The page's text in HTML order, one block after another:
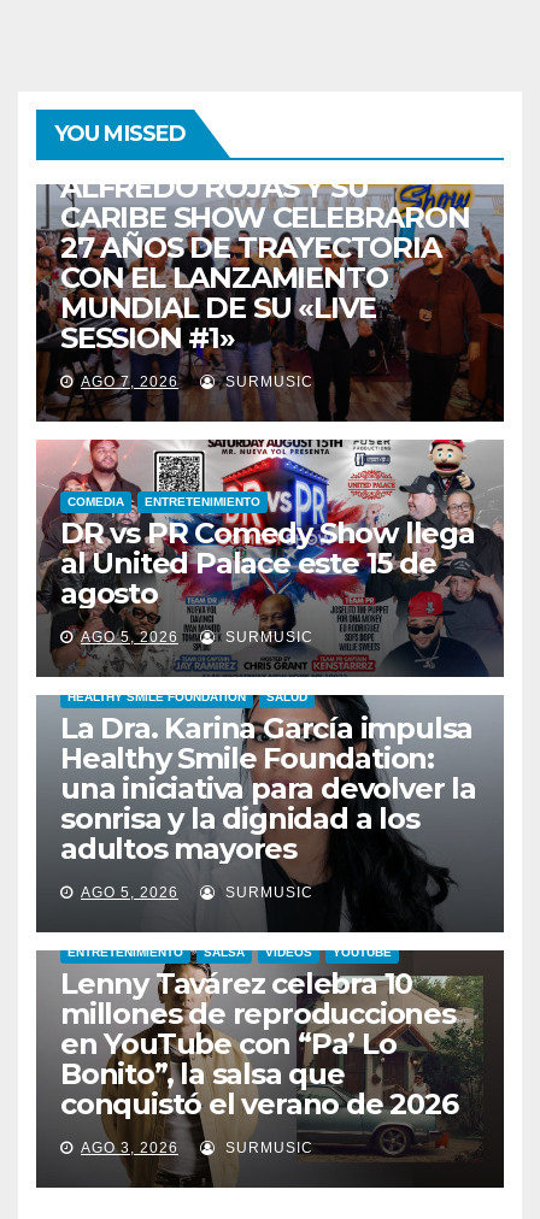
YOU MISSED
ZULIA
ALFREDO ROJAS Y SU
CARIBE SHOW CELEBRARON
27 AÑOS DE TRAYECTORIA
CON EL LANZAMIENTO
MUNDIAL DE SU «LIVE
SESSION #1»
AGO 7, 2026 SURMUSIC
COMEDIA ENTRETENIMIENTO
DR vs PR Comedy Show llega
al United Palace este 15 de
agosto
AGO 5, 2026 SURMUSIC
HEALTHY SMILE FOUNDATION SALUD
La Dra. Karina García impulsa
Healthy Smile Foundation:
una iniciativa para devolver la
sonrisa y la dignidad a los
adultos mayores
AGO 5, 2026 SURMUSIC
ENTRETENIMIENTO SALSA VIDEOS YOUTUBE
Lenny Tavárez celebra 10
millones de reproducciones
en YouTube con “Pa’ Lo
Bonito”, la salsa que
conquistó el verano de 2026
AGO 3, 2026 SURMUSIC